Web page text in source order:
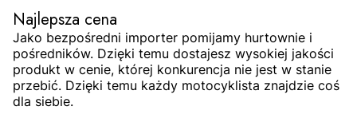
Najlepsza cena
Jako bezpośredni importer pomijamy hurtownie i
pośredników. Dzięki temu dostajesz wysokiej jakości
produkt w cenie, której konkurencja nie jest w stanie
przebić. Dzięki temu każdy motocyklista znajdzie coś
dla siebie.